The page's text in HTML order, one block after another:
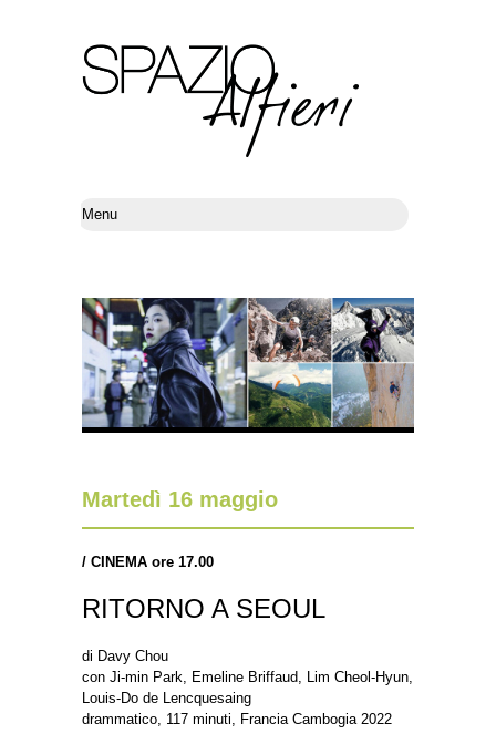
Martedì 16 maggio
/ CINEMA ore 17.00
RITORNO A SEOUL
di Davy Chou
con Ji-min Park, Emeline Briffaud, Lim Cheol-Hyun,
Louis-Do de Lencquesaing
drammatico, 117 minuti, Francia Cambogia 2022